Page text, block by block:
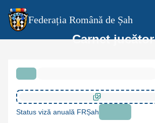
Federația Română de Șah
Carnet jucător
Status viză anuală FRȘah